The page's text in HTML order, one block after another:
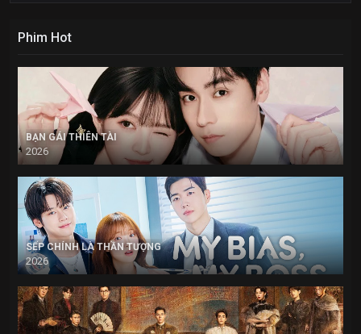
Phim Hot
BẠN GÁI THIÊN TÀI
2026
SẾP CHÍNH LÀ THẦN TƯỢNG
2026